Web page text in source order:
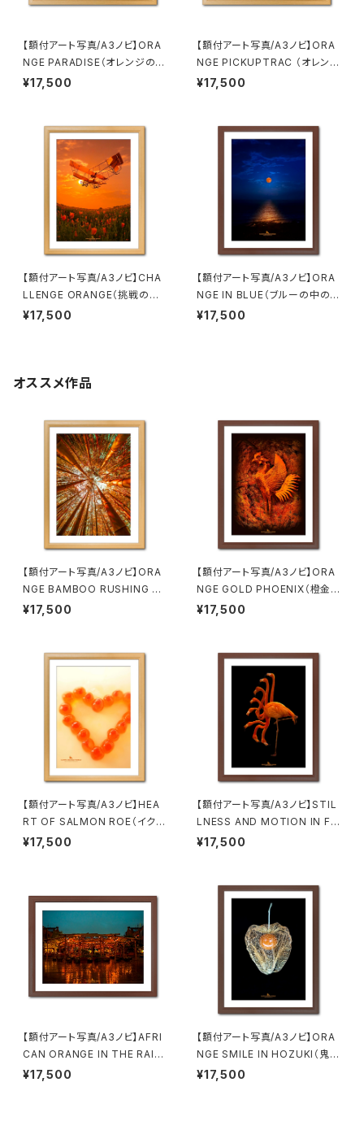
【額付アート写真/A3ノビ】ORA
NGE PARADISE（オレンジの楽
園）
¥17,500
【額付アート写真/A3ノビ】ORA
NGE PICKUPTRAC （オレンジ
ピックアップトラック）
¥17,500
【額付アート写真/A3ノビ】CHA
LLENGE ORANGE（挑戦のオ
レンジ）（縦）
¥17,500
【額付アート写真/A3ノビ】ORA
NGE IN BLUE（ブルーの中のオ
レンジ）
¥17,500
オススメ作品
【額付アート写真/A3ノビ】ORA
NGE BAMBOO RUSHING FO
RWARD（突き進むオレンジの
¥17,500
【額付アート写真/A3ノビ】ORA
NGE GOLD PHOENIX（橙金の
鳳凰）
¥17,500
【額付アート写真/A3ノビ】HEA
RT OF SALMON ROE（イクラ
のハート）
¥17,500
【額付アート写真/A3ノビ】STIL
LNESS AND MOTION IN FL
AMINGO（フラミンゴの静寂と
¥17,500
【額付アート写真/A3ノビ】AFRI
CAN ORANGE IN THE RAIN
（雨のアフリカオレンジ）
¥17,500
【額付アート写真/A3ノビ】ORA
NGE SMILE IN HOZUKI（鬼灯
の中のオレンジスマイル）
¥17,500